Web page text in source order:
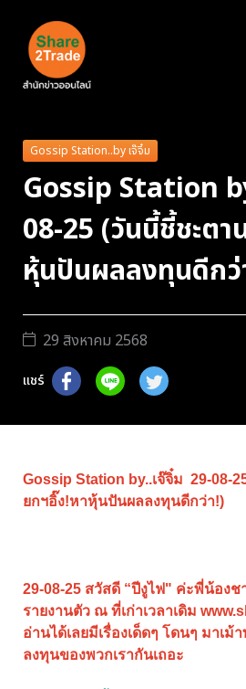
Gossip Station..by เจ๊จิ๋ม
Gossip Station
08-25 (วันนี้ชี้ชะตา
หุ้นปันผลลงทุนดีกว่
29 สิงหาคม 2568
แชร์
Gossip Station by..เจ๊จิ๋ม 29-08-
ยกฯอิ๊ง!หาหุ้นปันผลลงทุนดีกว่า!)
29-08-25 สวัสดี “ปีงูไฟ" ค่ะพี่น้อง
รายงานตัว ณ ที่เก่าเวลาเดิม
อ่านได้เลยมีเรื่องเด็ดๆ โดนๆ มาเ
ลงทุนของพวกเรากันเถอะ